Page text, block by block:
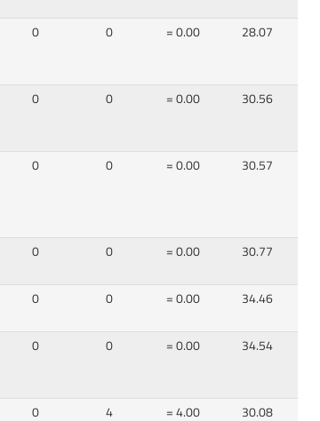
0 0 = 0.00 28.07
0 0 = 0.00 30.56
0 0 = 0.00 30.57
0 0 = 0.00 30.77
0 0 = 0.00 34.46
0 0 = 0.00 34.54
0 4 = 4.00 30.08